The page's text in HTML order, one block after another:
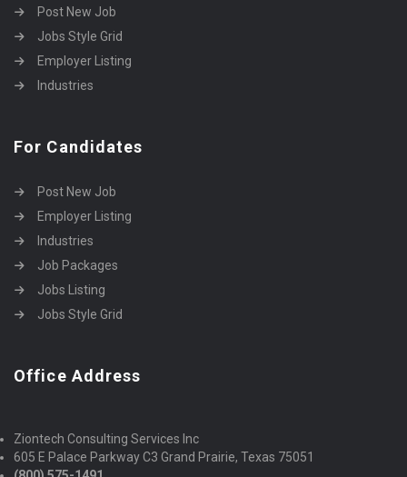
Post New Job
Jobs Style Grid
Employer Listing
Industries
For Candidates
Post New Job
Employer Listing
Industries
Job Packages
Jobs Listing
Jobs Style Grid
Office Address
Ziontech Consulting Services Inc
605 E Palace Parkway C3 Grand Prairie, Texas 75051